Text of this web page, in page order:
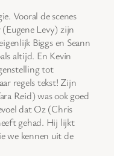
Vooral de scenes
Levy) zijn
Biggs en Seann
altijd. En Kevin
tot
regels tekst! Zijn
Reid) was ook goed
dat Oz (Chris
gehad. Hij lijkt
we kennen uit de